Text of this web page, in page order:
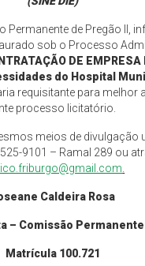
Permanente de Pregão II,
sob o Processo
DE
do Hospital
requisitante para melhor
processo licitatório.
meios de
9101 – Ramal 289 ou
Caldeira Rosa
– Comissão Permanente
Matrícula 100.721